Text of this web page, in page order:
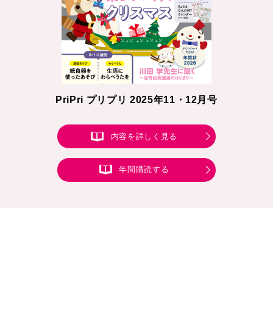
PriPri プリプリ 2025年11・12月号
内容を詳しく見る
年間購読する